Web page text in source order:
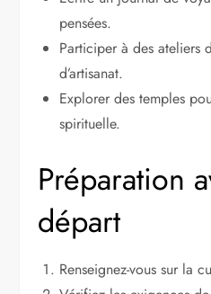
pensées.
Participer à des ateliers
d’artisanat.
Explorer des temples
spirituelle.
Préparation
départ
Renseignez-vous sur la